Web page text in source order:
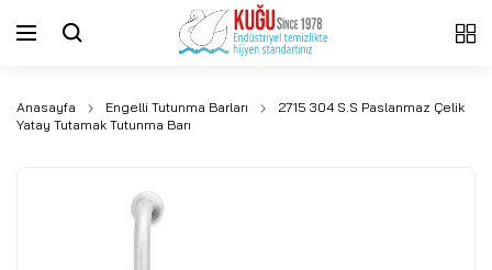
Anasayfa Engelli Tutunma Barları
2715 304 S.S Paslanmaz Çelik
Yatay Tutamak Tutunma Barı